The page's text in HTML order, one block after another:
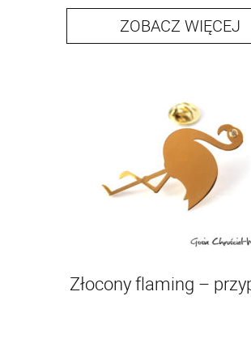
ZOBACZ WIĘCEJ
Złocony flaming –